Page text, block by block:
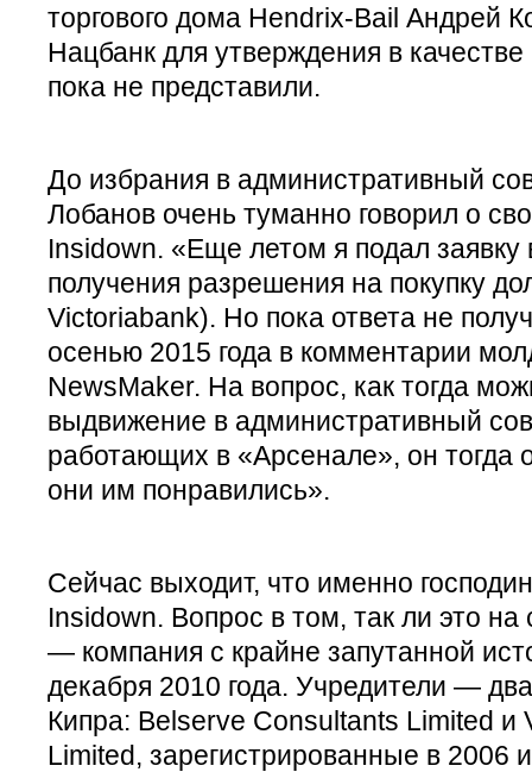
торгового дома Hendrix-Bail Андрей
Нацбанк для утверждения в
пока не представили.
До избрания в административный
Лобанов очень туманно говорил о
Insidown. «Еще летом я подал заявку
получения разрешения на покупку
Victoriabank). Но пока ответа не
осенью 2015 года в комментарии
NewsMaker. На вопрос, как тогда
выдвижение в административный
работающих в «Арсенале», он тогда
они им понравились».
Сейчас выходит, что именно
Insidown. Вопрос в том, так ли это
— компания с крайне запутанной
декабря 2010 года. Учредители —
Кипра: Belserve Consultants Limited и
Limited, зарегистрированные в 2006